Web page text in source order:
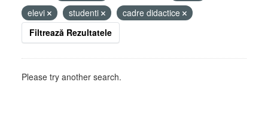
elevi
studenti
cadre didactice
Filtrează Rezultatele
Please try another search.